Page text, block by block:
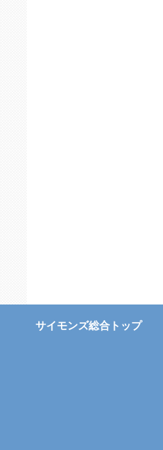
サイモンズ総合トップ